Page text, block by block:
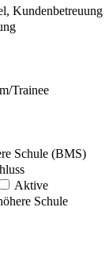
Kundenbetreuung
Trainee
Schule (BMS)
Aktive
Schule